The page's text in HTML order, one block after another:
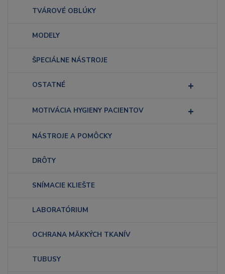
TVÁROVÉ OBLÚKY
MODELY
ŠPECIÁLNE NÁSTROJE
OSTATNÉ
MOTIVÁCIA HYGIENY PACIENTOV
NÁSTROJE A POMÔCKY
DRÔTY
SNÍMACIE KLIEŠTE
LABORATÓRIUM
OCHRANA MÄKKÝCH TKANÍV
TUBUSY